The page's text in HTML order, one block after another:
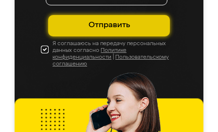
Отправить
Я соглашаюсь на передачу персональных
данных согласно Политике
конфиденциальности
Пользовательскому
соглашению